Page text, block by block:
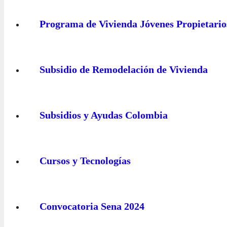
Programa de Vivienda Jóvenes
Subsidio de Remodelación de Vivienda
Subsidios y Ayudas Colombia
Cursos y Tecnologías
Convocatoria Sena 2024